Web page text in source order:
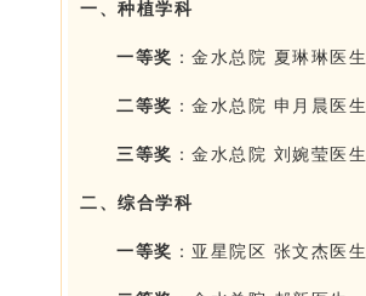
一、种植学科
一等奖 ：金水总院 夏琳琳医生
二等奖 ：金水总院 申月晨医生
三等奖 ：金水总院 刘婉莹医生
二、综合学科
一等奖 ：亚星院区 张文杰医生